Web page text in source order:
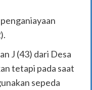
J (43) dari Desa
tetapi pada saat
sepeda